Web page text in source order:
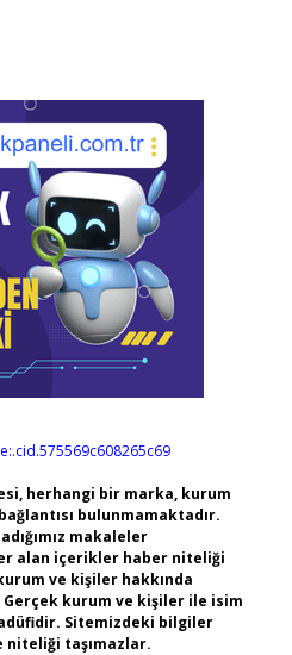
herhangi bir marka, kurum
bulunmamaktadır.
makaleler
alan içerikler haber niteliği
ve kişiler hakkında
Gerçek kurum ve kişiler ile isim
Sitemizdeki bilgiler
taşımazlar.